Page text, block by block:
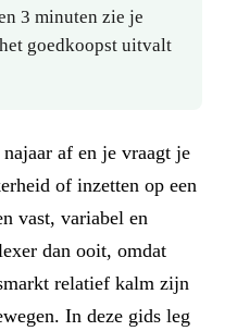
3 minuten zie je
goedkoopst uitvalt
af en je vraagt je
of inzetten op een
vast, variabel en
dan ooit, omdat
relatief kalm zijn
In deze gids leg